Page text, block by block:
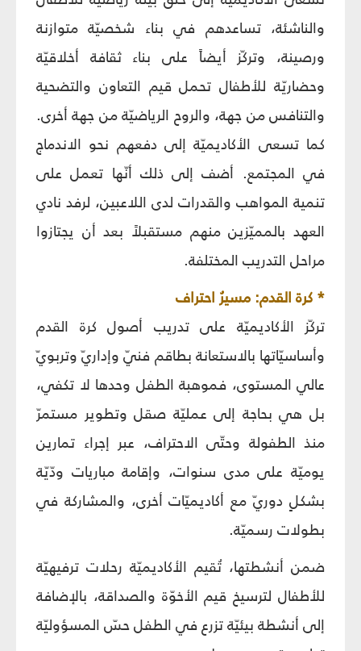
والناشئة، تساعدهم في بناء شخصيّة متوازنة
ورصينة، وتركّز أيضاً على بناء ثقافة أخلاقيّة
وحضاريّة للأطفال تحمل قيم التعاون والتضحية
والتنافس من جهة، والروح الرياضيّة من جهة أخرى.
كما تسعى الأكاديميّة إلى دفعهم نحو الاندماج
في المجتمع. أضف إلى ذلك أنّها تعمل على
تنمية المواهب والقدرات لدى اللاعبين، لرفد نادي
العهد بالمميّزين منهم مستقبلاً بعد أن يجتازوا
مراحل التدريب المختلفة.
* كرة القدم: مسيرُ احتراف
تركّز الأكاديميّة على تدريب أصول كرة القدم
وأساسيّاتها بالاستعانة بطاقم فنيّ وإداريّ وتربويّ
عالي المستوى، فموهبة الطفل وحدها لا تكفي،
بل هي بحاجة إلى عمليّة صقل وتطوير مستمرّ
منذ الطفولة وحتّى الاحتراف، عبر إجراء تمارين
يوميّة على مدى سنوات، وإقامة مباريات ودّيّة
بشكلٍ دوريّ مع أكاديميّات أخرى، والمشاركة في
بطولات رسميّة.
ضمن أنشطتها، تُقيم الأكاديميّة رحلات ترفيهيّة
للأطفال لترسيخ قيم الأخوّة والصداقة، بالإضافة
إلى أنشطة بيئيّة تزرع في الطفل حسّ المسؤوليّة